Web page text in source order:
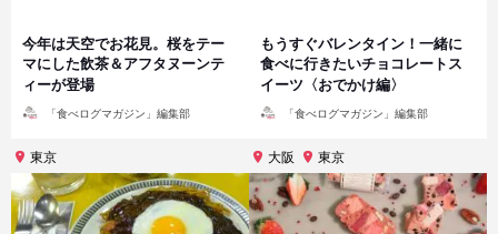
今年は天空でお花見。桜をテー
マにした飲茶＆アフタヌーンテ
ィーが登場
「食べログマガジン」編集部
もうすぐバレンタイン！一緒に
食べに行きたいチョコレートス
イーツ〈おでかけ編〉
「食べログマガジン」編集部
東京 大阪 東京